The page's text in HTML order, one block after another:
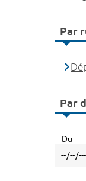
Par
Par
Du